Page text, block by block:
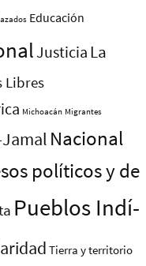
Educación
Justicia La
Libres
Michoacán Migrantes
Nacional
polí­ticos y de
Pueblos Indí­
Tierra y territorio